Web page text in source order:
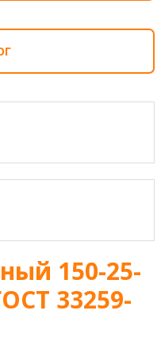
150-25-
33259-